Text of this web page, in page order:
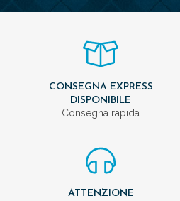
CONSEGNA EXPRESS
DISPONIBILE
Consegna rapida
ATTENZIONE